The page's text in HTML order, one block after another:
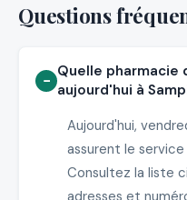
Questions
Quelle pharmacie
aujourd'hui à
Aujourd'hui,
assurent le
Consultez la liste
adresses et